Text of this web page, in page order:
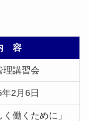
容
理講習会
2月6日
く働くために」